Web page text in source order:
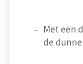
Met een
de